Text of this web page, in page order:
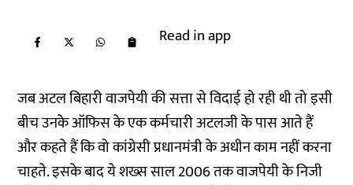
Read in app
जब अटल बिहारी वाजपेयी की सत्ता से विदाई हो रही थी तो इसी
बीच उनके ऑफिस के एक कर्मचारी अटलजी के पास आते हैं
और कहते हैं कि वो कांग्रेसी प्रधानमंत्री के अधीन काम नहीं करना
चाहते. इसके बाद ये शख्स साल 2006 तक वाजपेयी के निजी